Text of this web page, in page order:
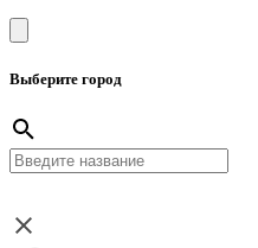
Выберите город